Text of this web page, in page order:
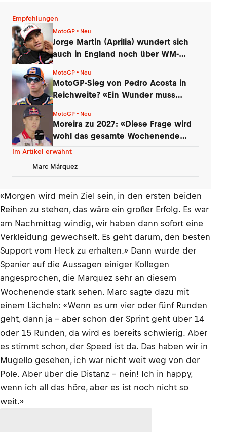
Empfehlungen
MotoGP • Neu
Jorge Martin (Aprilia) wundert sich
auch in England noch über WM-
MotoGP • Neu
MotoGP-Sieg von Pedro Acosta in
Reichweite? «Ein Wunder muss
MotoGP • Neu
Moreira zu 2027: «Diese Frage wird
wohl das gesamte Wochenende
kommen»
Im Artikel erwähnt
Marc Márquez
«Morgen wird mein Ziel sein, in den ersten beiden
Reihen zu stehen, das wäre ein großer Erfolg. Es war
am Nachmittag windig, wir haben dann sofort eine
Verkleidung gewechselt. Es geht darum, den besten
Support vom Heck zu erhalten.» Dann wurde der
Spanier auf die Aussagen einiger Kollegen
angesprochen, die Marquez sehr an diesem
Wochenende stark sehen. Marc sagte dazu mit
einem Lächeln: «Wenn es um vier oder fünf Runden
geht, dann ja – aber schon der Sprint geht über 14
oder 15 Runden, da wird es bereits schwierig. Aber
es stimmt schon, der Speed ist da. Das haben wir in
Mugello gesehen, ich war nicht weit weg von der
Pole. Aber über die Distanz – nein! Ich in happy,
wenn ich all das höre, aber es ist noch nicht so
weit.»